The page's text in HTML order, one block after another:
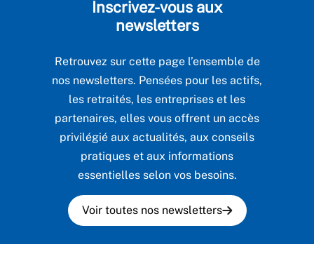
Inscrivez-vous aux
newsletters
Retrouvez sur cette page l’ensemble de
nos newsletters. Pensées pour les actifs,
les retraités, les entreprises et les
partenaires, elles vous offrent un accès
privilégié aux actualités, aux conseils
pratiques et aux informations
essentielles selon vos besoins.
Voir toutes nos newsletters